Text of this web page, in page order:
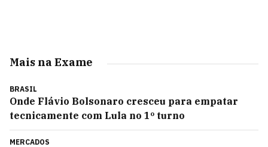
Mais na Exame
BRASIL
Onde Flávio Bolsonaro cresceu para empatar
tecnicamente com Lula no 1º turno
MERCADOS